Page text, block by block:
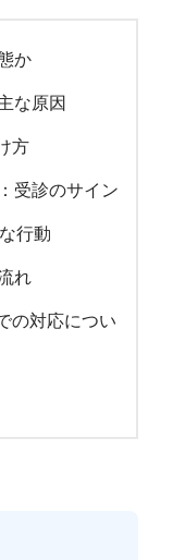
か
な原因
方
受診のサイン
行動
れ
の対応につい